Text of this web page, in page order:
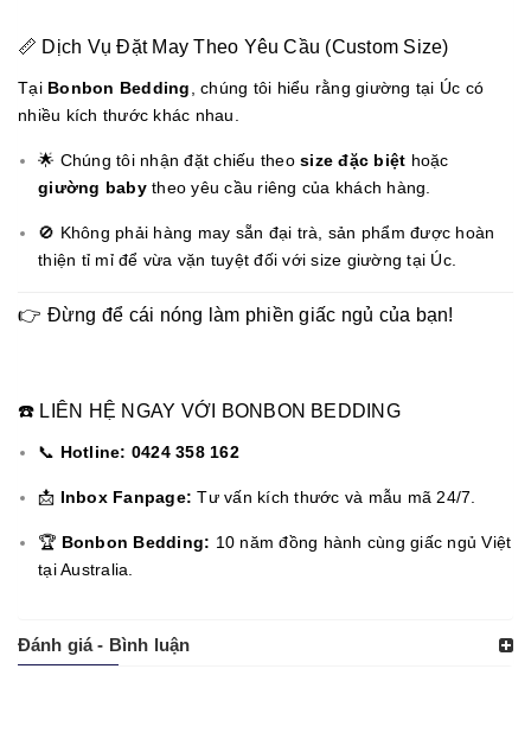
📏 Dịch Vụ Đặt May Theo Yêu Cầu (Custom Size)
Tại Bonbon Bedding , chúng tôi hiểu rằng giường tại Úc có
nhiều kích thước khác nhau.
🌟 Chúng tôi nhận đặt chiếu theo size đặc biệt hoặc
giường babytheo yêu cầu riêng của khách hàng.
🚫 Không phải hàng may sẵn đại trà, sản phẩm được hoàn
thiện tỉ mỉ để vừa vặn tuyệt đối với size giường tại Úc.
👉 Đừng để cái nóng làm phiền giấc ngủ của bạn!
☎️ LIÊN HỆ NGAY VỚI BONBON BEDDING
📞 Hotline: 0424 358 162
📩 Inbox Fanpage: Tư vấn kích thước và mẫu mã 24/7.
🏆 Bonbon Bedding: 10 năm đồng hành cùng giấc ngủ Việt
tại Australia.
Đánh giá - Bình luận